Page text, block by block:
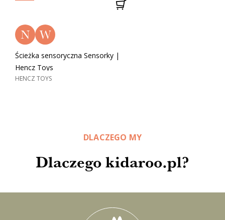
N W
Ścieżka sensoryczna Sensorky |
Hencz Toys
HENCZ TOYS
Dlaczego kidaroo.pl?
DLACZEGO MY